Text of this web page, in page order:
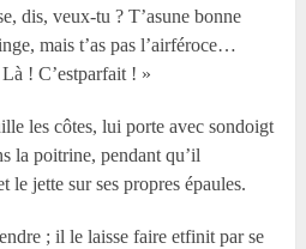
dis, veux-tu ? T’asune bonne
mais t’as pas l’airféroce…
! C’estparfait ! »
les côtes, lui porte avec sondoigt
la poitrine, pendant qu’il
le jette sur ses propres épaules.
; il le laisse faire etfinit par se